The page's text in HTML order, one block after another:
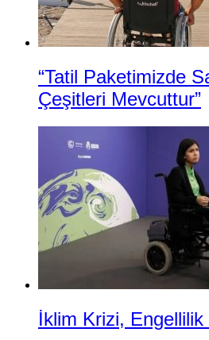
“Tatil Paketimizde
Çeşitleri Mevcuttur”
İklim Krizi, Engellilik